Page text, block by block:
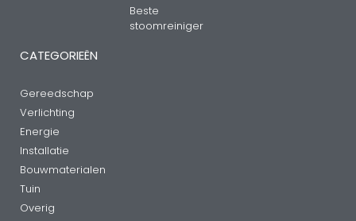
Beste
stoomreiniger
CATEGORIEËN
Gereedschap
Verlichting
Energie
Installatie
Bouwmaterialen
Tuin
Overig